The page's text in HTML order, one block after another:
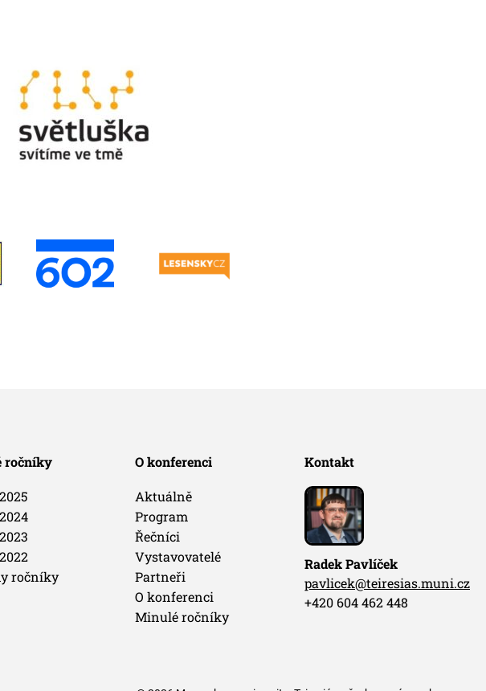
ročníky
ročníky
O konferenci
Aktuálně
Program
Řečníci
Vystavovatelé
Partneři
O konferenci
Minulé ročníky
Kontakt
Radek Pavlíček
pavlicek@teiresias.muni.cz
+420 604 462 448